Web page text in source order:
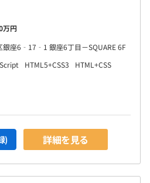
れまでの経験やスキルに応じた
」を設定。
が用意されているため、納得感
行動を自身で把握できるので、
キャリアアップを目指せます。
万円
銀座6‐17‐1 銀座6丁目－SQUARE 6F
HTML5+CSS3
HTML+CSS
) 詳細を見る